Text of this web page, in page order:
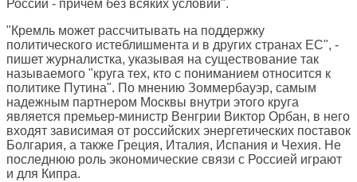
России - причем без всяких условий".
"Кремль может рассчитывать на поддержку
политического истеблишмента и в других странах ЕС", -
пишет журналистка, указывая на существование так
называемого "круга тех, кто с пониманием относится к
политике Путина". По мнению Зоммербауэр, самым
надежным партнером Москвы внутри этого круга
является премьер-министр Венгрии Виктор Орбан, в него
входят зависимая от российских энергетических поставок
Болгария, а также Греция, Италия, Испания и Чехия. Не
последнюю роль экономические связи с Россией играют
и для Кипра.